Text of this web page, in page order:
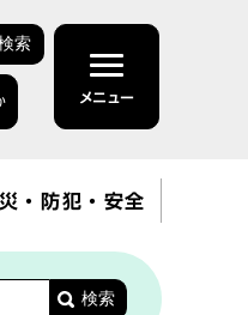
索
メニュー
・防犯・安全
検索